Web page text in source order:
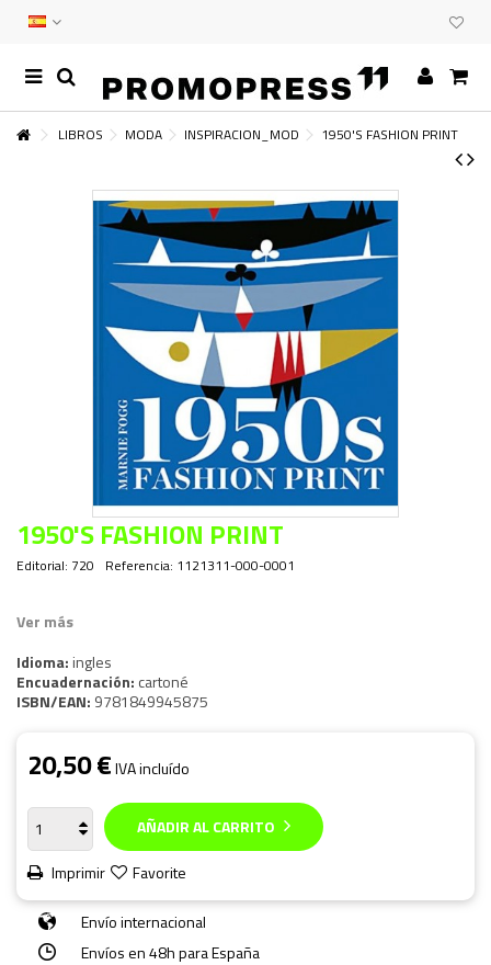
LIBROS MODA INSPIRACION_MOD 1950'S FASHION PRINT
1950'S FASHION PRINT
Editorial: 720 Referencia: 1121311-000-0001
Ver más
Idioma: ingles
Encuadernación: cartoné
ISBN/EAN: 9781849945875
20,50 €IVA incluído
AÑADIR AL CARRITO
Imprimir
Favorite
Envío internacional
Envíos en 48h para España